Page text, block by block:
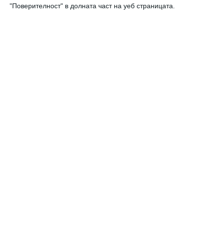
"Поверителност" в долната част на уеб страницата.
3. Прекалено дълго разхождаш детето, то